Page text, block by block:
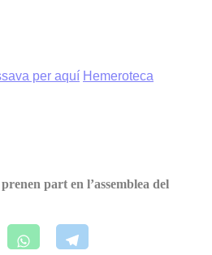
per aquí Hemeroteca
part en l’assemblea del